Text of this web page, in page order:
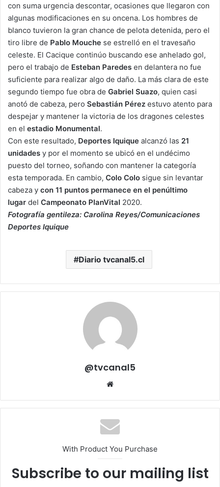
con suma urgencia descontar, ocasiones que llegaron con
algunas modificaciones en su oncena. Los hombres de
blanco tuvieron la gran chance de pelota detenida, pero el
tiro libre de Pablo Mouche se estrelló en el travesaño
celeste. El Cacique continúo buscando ese anhelado gol,
pero el trabajo de Esteban Paredes en delantera no fue
suficiente para realizar algo de daño. La más clara de este
segundo tiempo fue obra de Gabriel Suazo, quien casi
anotó de cabeza, pero Sebastián Pérez estuvo atento para
despejar y mantener la victoria de los dragones celestes
en el estadio Monumental.
Con este resultado, Deportes Iquique alcanzó las 21
unidades y por el momento se ubicó en el undécimo
puesto del torneo, soñando con mantener la categoría
esta temporada. En cambio, Colo Colo sigue sin levantar
cabeza y con 11 puntos permanece en el penúltimo
lugar del Campeonato PlanVital 2020.
Fotografía gentileza: Carolina Reyes/Comunicaciones
Deportes Iquique
Diario tvcanal5.cl
@tvcanal5
With Product You Purchase
Subscribe to our mailing list